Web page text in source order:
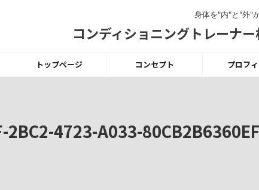
身体を"内"と"外"
コンディショニングトレーナ
トップページ コンセプト プロフ
2BC2-4723-A033-80CB2B6360EF